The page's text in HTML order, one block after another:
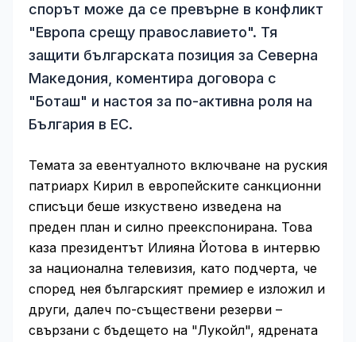
спорът може да се превърне в конфликт
"Европа срещу православието". Тя
защити българската позиция за Северна
Македония, коментира договора с
"Боташ" и настоя за по-активна роля на
България в ЕС.
Темата за евентуалното включване на руския
патриарх Кирил в европейските санкционни
списъци беше изкуствено изведена на
преден план и силно преекспонирана. Това
каза президентът Илияна Йотова в интервю
за национална телевизия, като подчерта, че
според нея българският премиер е изложил и
други, далеч по-съществени резерви –
свързани с бъдещето на "Лукойл", ядрената